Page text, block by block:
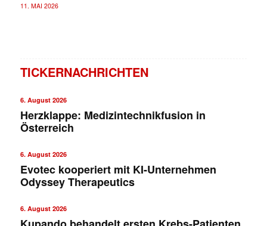
11. MAI 2026
TICKERNACHRICHTEN
6. August 2026
Herzklappe: Medizintechnikfusion in
Österreich
6. August 2026
Evotec kooperiert mit KI-Unternehmen
Odyssey Therapeutics
6. August 2026